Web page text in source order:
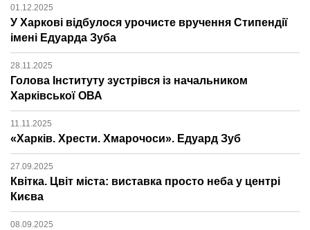
01.12.2025
У Харкові відбулося урочисте вручення Стипендії
імені Едуарда Зуба
28.11.2025
Голова Інституту зустрівся із начальником
Харківської ОВА
11.11.2025
«Харків. Хрести. Хмарочоси». Едуард Зуб
27.09.2025
Квітка. Цвіт міста: виставка просто неба у центрі
Києва
08.09.2025